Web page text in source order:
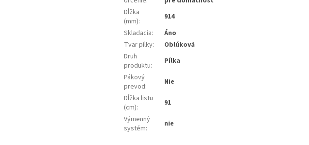
Dĺžka
(mm):
914
Skladacia:
Áno
Tvar pílky:
Oblúková
Druh
produktu:
Pílka
Pákový
prevod:
Nie
Dĺžka listu
(cm):
91
Výmenný
systém: nie